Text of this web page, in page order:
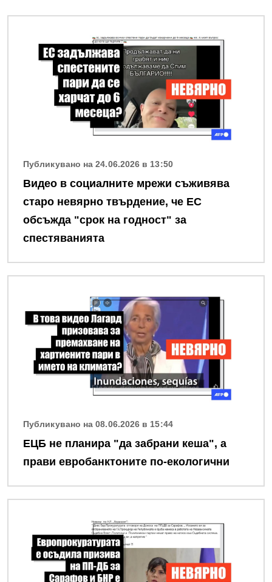
Публикувано на 24.06.2026 в 13:50
Видео в социалните мрежи съживява
старо невярно твърдение, че ЕС
обсъжда "срок на годност" за
спестяванията
Публикувано на 08.06.2026 в 15:44
ЕЦБ не планира "да забрани кеша", а
прави евробанктоните по-екологични